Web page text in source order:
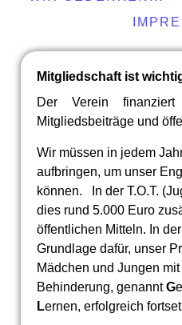
Mitgliedschaft ist
Der Verein
Mitgliedsbeiträge und
Wir müssen in jedem
aufbringen, um unser
können. In der T.O.T.
dies rund 5.000 Euro
öffentlichen Mitteln. In
Grundlage dafür, unser P
Mädchen und Jungen
Behinderung, genanntG
Lernen, erfolgreich